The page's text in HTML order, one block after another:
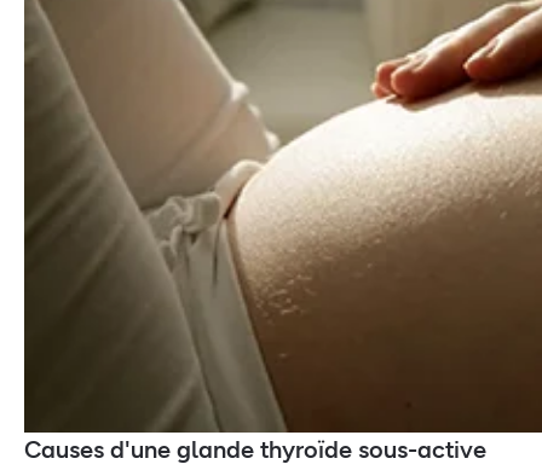
Causes d'une glande thyroïde sous-active